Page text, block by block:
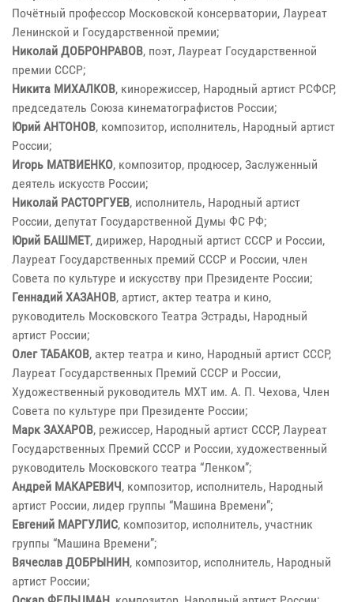
Почётный профессор Московской консерватории, Лауреат
Ленинской и Государственной премии;
Николай ДОБРОНРАВОВ, поэт, Лауреат Государственной
премии СССР;
Никита МИХАЛКОВ, кинорежиссер, Народный артист РСФСР,
председатель Союза кинематографистов России;
Юрий АНТОНОВ, композитор, исполнитель, Народный артист
России;
Игорь МАТВИЕНКО, композитор, продюсер, Заслуженный
деятель искусств России;
Николай РАСТОРГУЕВ, исполнитель, Народный артист
России, депутат Государственной Думы ФС РФ;
Юрий БАШМЕТ, дирижер, Народный артист СССР и России,
Лауреат Государственных премий СССР и России, член
Совета по культуре и искусству при Президенте России;
Геннадий ХАЗАНОВ, артист, актер театра и кино,
руководитель Московского Театра Эстрады, Народный
артист России;
Олег ТАБАКОВ, актер театра и кино, Народный артист СССР,
Лауреат Государственных Премий СССР и России,
Художественный руководитель МХТ им. А. П. Чехова, Член
Совета по культуре при Президенте России;
Марк ЗАХАРОВ, режиссер, Народный артист СССР, Лауреат
Государственных Премий СССР и России, художественный
руководитель Московского театра “Ленком”;
Андрей МАКАРЕВИЧ, композитор, исполнитель, Народный
артист России, лидер группы “Машина Времени”;
Евгений МАРГУЛИС, композитор, исполнитель, участник
группы “Машина Времени”;
Вячеслав ДОБРЫНИН, композитор, исполнитель, Народный
артист России;